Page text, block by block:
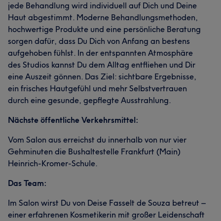
jede Behandlung wird individuell auf Dich und Deine
Haut abgestimmt. Moderne Behandlungsmethoden,
hochwertige Produkte und eine persönliche Beratung
sorgen dafür, dass Du Dich von Anfang an bestens
aufgehoben fühlst. In der entspannten Atmosphäre
des Studios kannst Du dem Alltag entfliehen und Dir
eine Auszeit gönnen. Das Ziel: sichtbare Ergebnisse,
ein frisches Hautgefühl und mehr Selbstvertrauen
durch eine gesunde, gepflegte Ausstrahlung.
Nächste öffentliche Verkehrsmittel:
Vom Salon aus erreichst du innerhalb von nur vier
Gehminuten die Bushaltestelle Frankfurt (Main)
Heinrich-Kromer-Schule.
Das Team:
Im Salon wirst Du von Deise Fasselt de Souza betreut –
einer erfahrenen Kosmetikerin mit großer Leidenschaft